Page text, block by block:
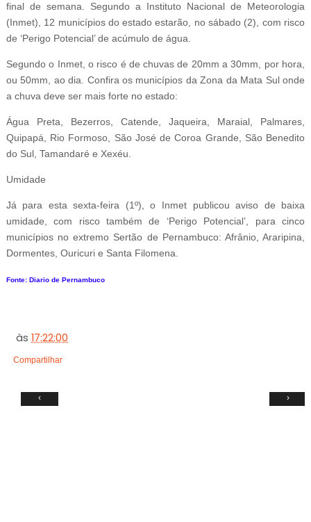
final de semana. Segundo a Instituto Nacional de Meteorologia
(Inmet), 12 municípios do estado estarão, no sábado (2), com risco
de ‘Perigo Potencial’ de acúmulo de água.
Segundo o Inmet, o risco é de chuvas de 20mm a 30mm, por hora,
ou 50mm, ao dia. Confira os municípios da Zona da Mata Sul onde
a chuva deve ser mais forte no estado:
Água Preta, Bezerros, Catende, Jaqueira, Maraial, Palmares,
Quipapá, Rio Formoso, São José de Coroa Grande, São Benedito
do Sul, Tamandaré e Xexéu.
Umidade
Já para esta sexta-feira (1º), o Inmet publicou aviso de baixa
umidade, com risco também de ‘Perigo Potencial’, para cinco
municípios no extremo Sertão de Pernambuco: Afrânio, Araripina,
Dormentes, Ouricuri e Santa Filomena.
Fonte: Diario de Pernambuco
às17:22:00
Compartilhar
‹ ›